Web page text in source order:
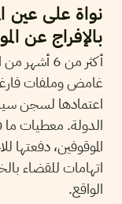
نواة على عين
بالإفراج عن
أكثر من 6
غامض وملفات
اعتمادها لسجن
الدولة. معطيات
الموقوفين، دفعتها
اتهامات للقضاء
الواقع.